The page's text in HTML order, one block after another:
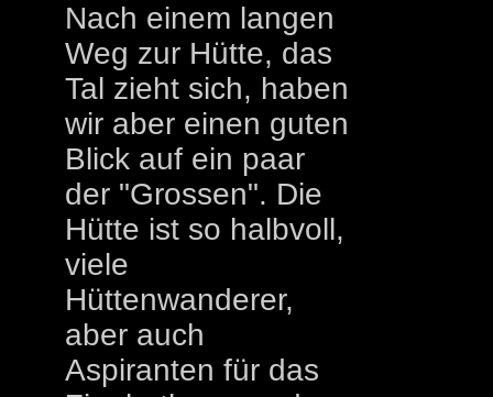
Nach einem langen
Weg zur Hütte, das
Tal zieht sich, haben
wir aber einen guten
Blick auf ein paar
der "Grossen". Die
Hütte ist so halbvoll,
viele
Hüttenwanderer,
aber auch
Aspiranten für das